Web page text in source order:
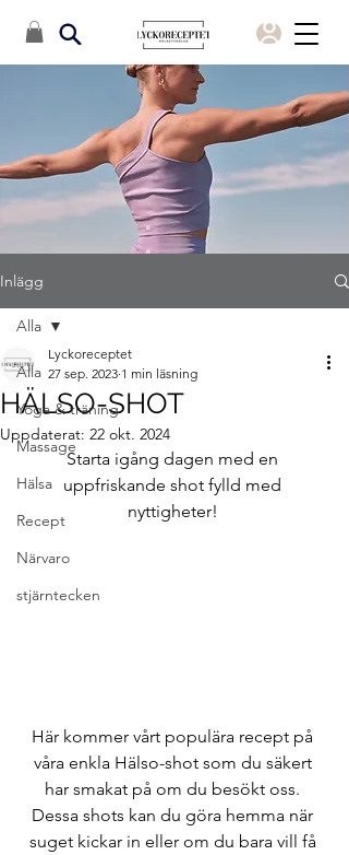
Inlägg
Alla
Yoga & träning
Massage
Hälsa
Recept
Närvaro
stjärntecken
Alla
HÄLSO-SHOT
Lyckoreceptet
27 sep. 2023 1 min läsning
Uppdaterat: 22 okt. 2024
Starta igång dagen med en
uppfriskande shot fylld med
nyttigheter!
Här kommer vårt populära recept på
våra enkla Hälso-shot som du säkert
har smakat på om du besökt oss.
Dessa shots kan du göra hemma när
suget kickar in eller om du bara vill få